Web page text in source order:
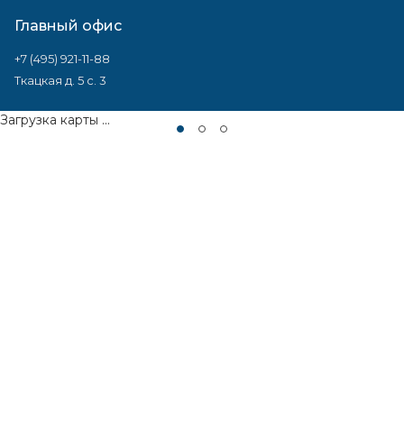
Главный офис
+7 (495) 921-11-88
Ткацкая д. 5 с. 3
Загрузка карты ...